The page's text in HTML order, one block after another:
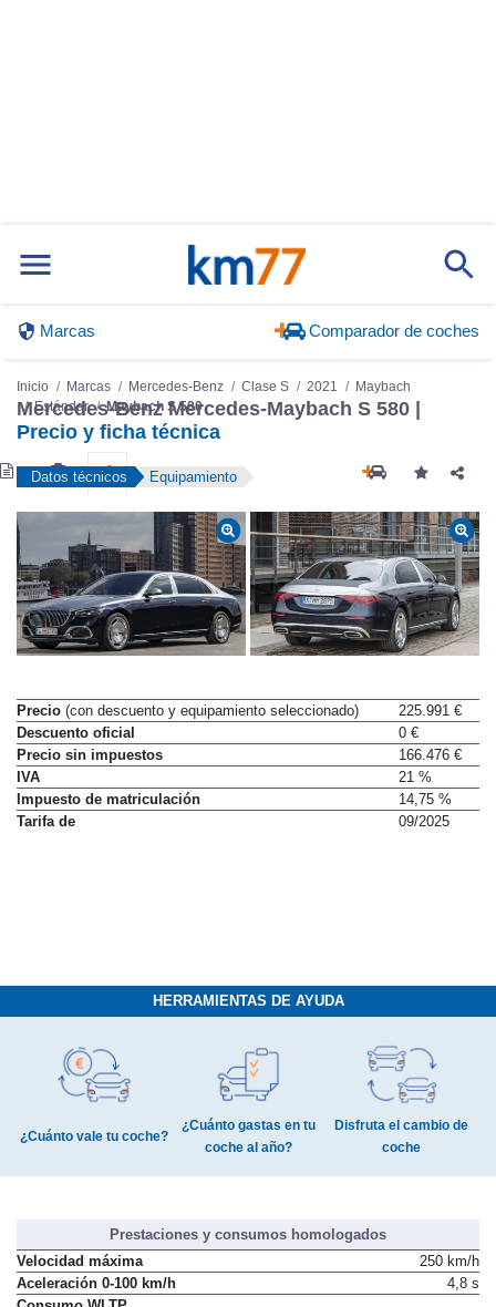
Marcas Comparador de coches
Inicio Marcas Mercedes-Benz Clase S 2021
Maybach
Estándar
Maybach S 580
Mercedes-Benz Mercedes-Maybach S 580 |
Precio y ficha técnica
Datos técnicos Equipamiento
Precio (con descuento y equipamiento seleccionado)
225.991 €
Descuento oficial
0 €
Precio sin impuestos
166.476 €
IVA
21 %
Impuesto de matriculación
14,75 %
Tarifa de
09/2025
HERRAMIENTAS DE AYUDA
¿Cuánto vale tu coche?
¿Cuánto gastas en tu
coche al año?
Disfruta el cambio de
coche
Prestaciones y consumos homologados
Velocidad máxima
250 km/h
Aceleración 0-100 km/h
4,8 s